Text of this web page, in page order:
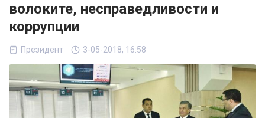
волоките, несправедливости и
коррупции
Президент 3-05-2018, 16:58